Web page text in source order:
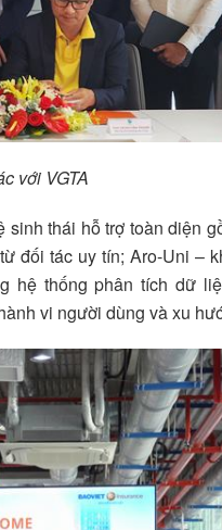
với VGTA
thái hỗ trợ toàn diện
đối tác uy tín; Aro-Uni –
hệ thống phân tích dữ
vi người dùng và xu